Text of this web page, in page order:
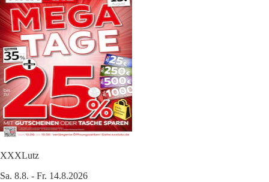
XXXLutz
Sa. 8.8. - Fr. 14.8.2026